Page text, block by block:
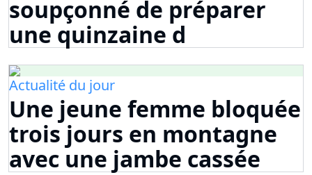
soupçonné de préparer
une quinzaine d
Actualité du jour
Une jeune femme bloquée
trois jours en montagne
avec une jambe cassée